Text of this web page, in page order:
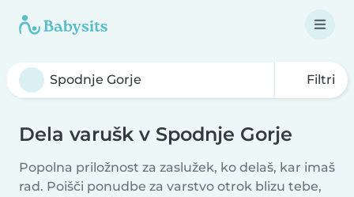
Filtri
Dela varušk v Spodnje Gorje
Popolna priložnost za zaslužek, ko delaš, kar imaš
rad. Poišči ponudbe za varstvo otrok blizu tebe,